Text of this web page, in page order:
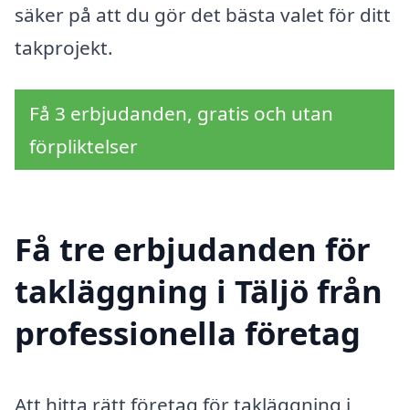
säker på att du gör det bästa valet för ditt
takprojekt.
Få 3 erbjudanden, gratis och utan
förpliktelser
Få tre erbjudanden för
takläggning i Täljö från
professionella företag
Att hitta rätt företag för takläggning i